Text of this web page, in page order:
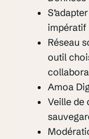
impératif
Réseau
outil
Amoa
Veille de